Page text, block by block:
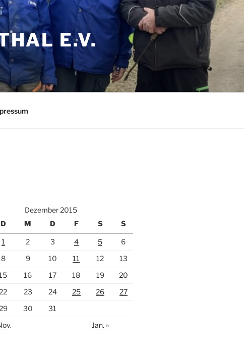
E.V.
Dezember 2015
D M D F S S
1 2 3 4 5
6
8 9 10 11 12
13
16 17 18 19
20
23 24 25 26
27
30
31
Jan. »